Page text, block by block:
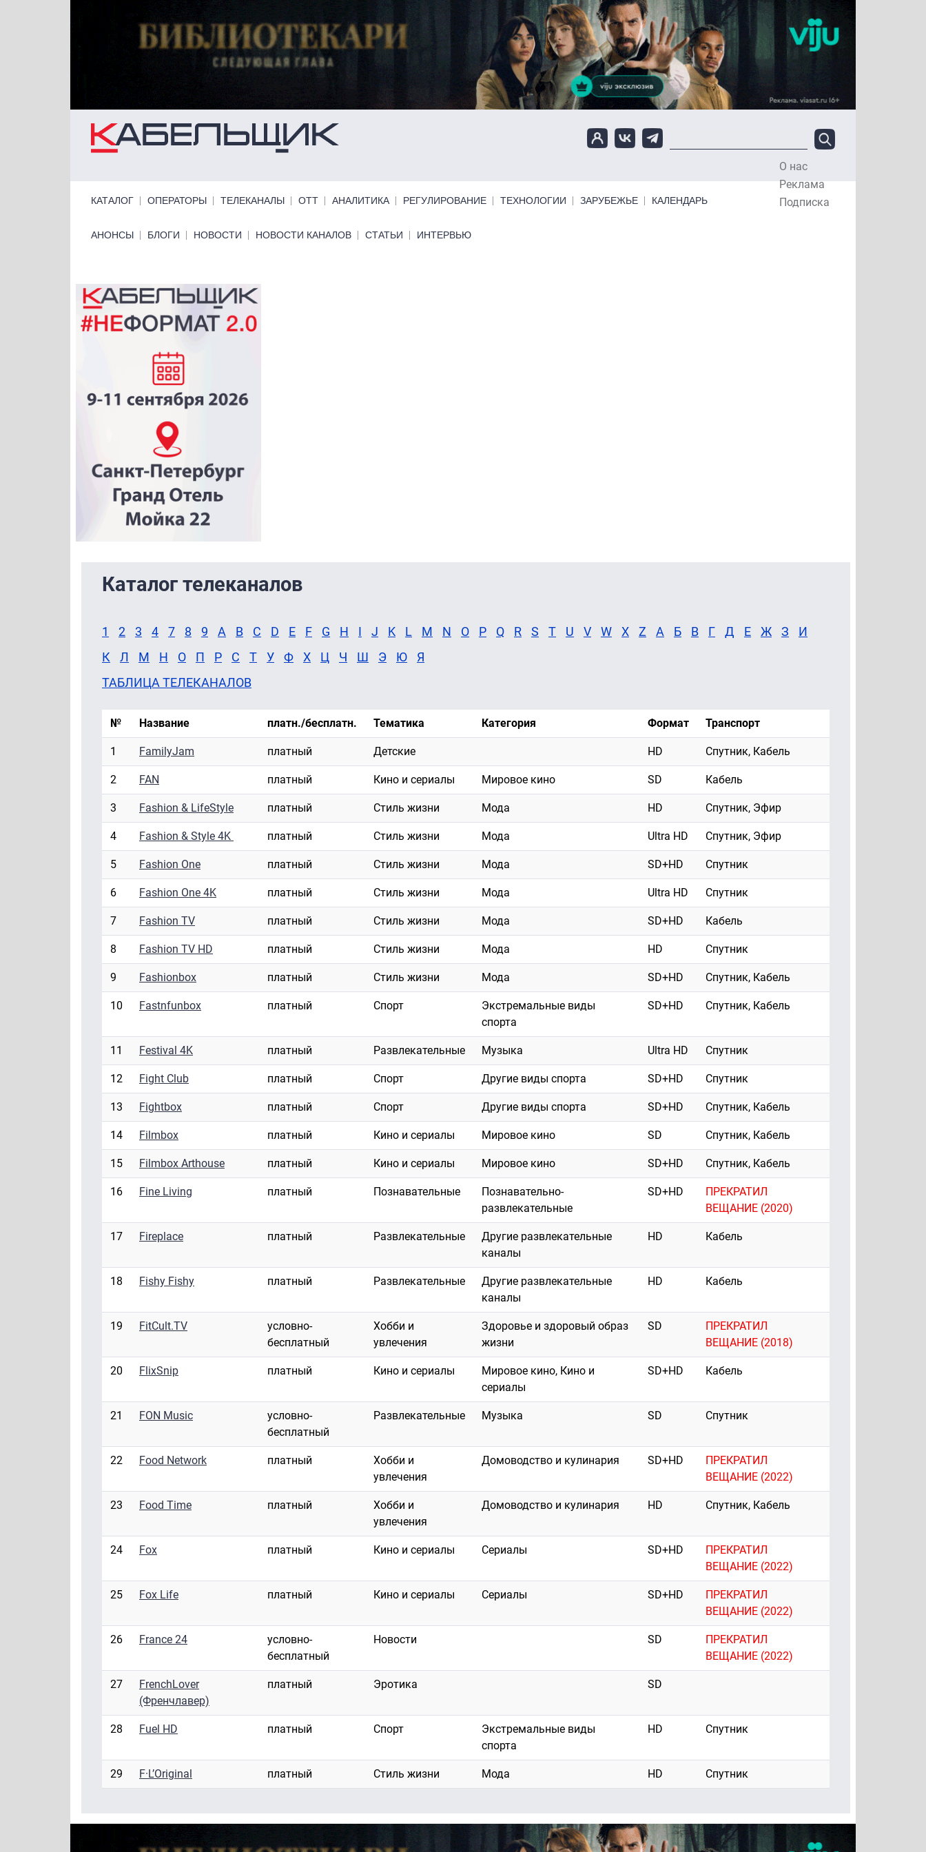
О нас
Реклама
Подписка
КАТАЛОГ ОПЕРАТОРЫ ТЕЛЕКАНАЛЫ ОТТ АНАЛИТИКА РЕГУЛИРОВАНИЕ ТЕХНОЛОГИИ ЗАРУБЕЖЬЕ КАЛЕНДАРЬ
Primary links bottom
АНОНСЫ БЛОГИ НОВОСТИ НОВОСТИ КАНАЛОВ СТАТЬИ ИНТЕРВЬЮ
Каталог телеканалов
1 2 3 4 7 8 9 A B C D E F G H I J K L M N O P Q R S T U V W X Z А Б В Г Д Е Ж З
И
К
Л М Н О П Р С Т У Ф Х Ц Ч Ш Э Ю
Я
ТАБЛИЦА ТЕЛЕКАНАЛОВ
№ Название платн./бесплатн. Тематика Категория Формат Транспорт
1 FamilyJam платный Детские HD Спутник, Кабель
2 FAN платный Кино и сериалы Мировое кино SD Кабель
3 Fashion & LifeStyle платный Стиль жизни Мода HD Спутник, Эфир
4 Fashion & Style 4K платный Стиль жизни Мода Ultra HD Спутник, Эфир
5 Fashion One платный Стиль жизни Мода SD+HD Спутник
6 Fashion One 4K платный Стиль жизни Мода Ultra HD Спутник
7 Fashion TV платный Стиль жизни Мода SD+HD Кабель
8 Fashion TV HD платный Стиль жизни Мода HD Спутник
9 Fashionbox платный Стиль жизни Мода SD+HD Спутник, Кабель
10 Fastnfunbox платный Спорт
Экстремальные виды
спорта
SD+HD Спутник, Кабель
11 Festival 4K платный Развлекательные Музыка Ultra HD Спутник
12 Fight Club платный Спорт Другие виды спорта SD+HD Спутник
13 Fightbox платный Спорт Другие виды спорта SD+HD Спутник, Кабель
14 Filmbox платный Кино и сериалы Мировое кино SD Спутник, Кабель
15 Filmbox Arthouse платный Кино и сериалы Мировое кино SD+HD Спутник, Кабель
16 Fine Living платный Познавательные
Познавательно-
развлекательные
SD+HD
ПРЕКРАТИЛ
ВЕЩАНИЕ (2020)
17 Fireplace платный Развлекательные
Другие развлекательные
каналы
HD Кабель
18 Fishy Fishy платный Развлекательные
Другие развлекательные
каналы
HD Кабель
19 FitCult.TV
условно-
бесплатный
Хобби и
увлечения
Здоровье и здоровый образ
жизни
SD
ПРЕКРАТИЛ
ВЕЩАНИЕ (2018)
20 FlixSnip платный Кино и сериалы
Мировое кино, Кино и
сериалы
SD+HD Кабель
21 FON Music
условно-
бесплатный
Развлекательные Музыка SD Спутник
22 Food Network платный
Хобби и
увлечения
Домоводство и кулинария SD+HD
ПРЕКРАТИЛ
ВЕЩАНИЕ (2022)
23 Food Time платный
Хобби и
увлечения
Домоводство и кулинария HD Спутник, Кабель
24 Fox платный Кино и сериалы Сериалы SD+HD
ПРЕКРАТИЛ
ВЕЩАНИЕ (2022)
25 Fox Life платный Кино и сериалы Сериалы SD+HD
ПРЕКРАТИЛ
ВЕЩАНИЕ (2022)
26 France 24
условно-
бесплатный
Новости SD
ПРЕКРАТИЛ
ВЕЩАНИЕ (2022)
27
FrenchLover
(Френчлавер)
платный Эротика SD
28 Fuel HD платный Спорт
Экстремальные виды
спорта
HD Спутник
29 F·L’Original платный Стиль жизни Мода HD Спутник